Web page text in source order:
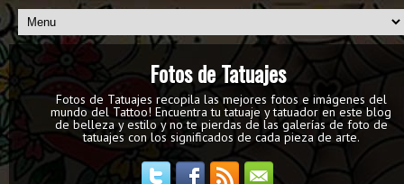
Fotos de Tatuajes
Fotos de Tatuajes recopila las mejores fotos e imágenes del
mundo del Tattoo! Encuentra tu tatuaje y tatuador en este blog
de belleza y estilo y no te pierdas de las galerías de foto de
tatuajes con los significados de cada pieza de arte.